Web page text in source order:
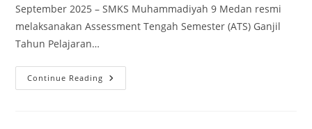
September 2025 – SMKS Muhammadiyah 9 Medan resmi
melaksanakan Assessment Tengah Semester (ATS) Ganjil
Tahun Pelajaran…
Continue Reading Pelaksanaan
Assessment